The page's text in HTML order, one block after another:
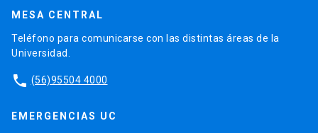
MESA CENTRAL
Teléfono para comunicarse con las distintas áreas de la
Universidad.
phone (56)95504 4000
EMERGENCIAS UC